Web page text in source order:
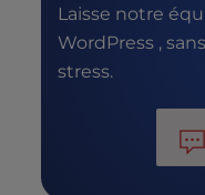
Laisse notre
WordPress ,
stress.